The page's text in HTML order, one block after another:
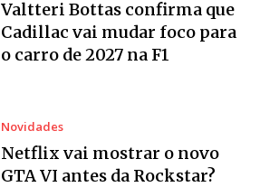
Valtteri Bottas confirma que
Cadillac vai mudar foco para
o carro de 2027 na F1
Novidades
Netflix vai mostrar o novo
GTA VI antes da Rockstar?